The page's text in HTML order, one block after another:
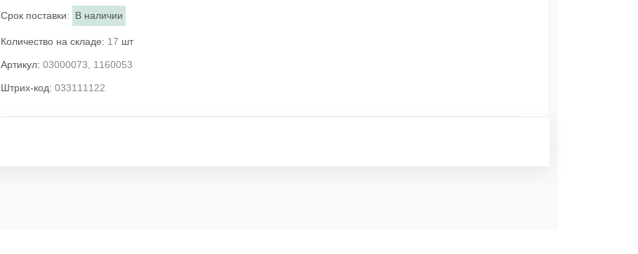
Срок поставки: В наличии
Количество на складе: 17 шт
Артикул: 03000073, 1160053
Штрих-код: 033111122